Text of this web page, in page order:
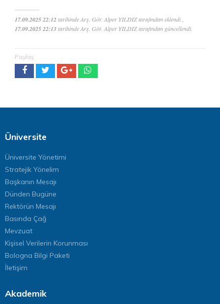
17.09.2025 22:12tarihinde Arş. Gör. Alper YILDIZ tarafından eklendi ,
17.09.2025 22:13tarihinde Arş. Gör. Alper YILDIZ tarafından güncellendi.
Paylaş
Üniversite
Üniversite Yönetimi
Stratejik Yönelim
Başkanın Mesajı
Dünden Bugüne
Rektörün Mesajı
Basında Çağ
Mevzuat
Kişisel Verilerin Korunması
Bologna Bilgi Paketi
İletişim
Akademik